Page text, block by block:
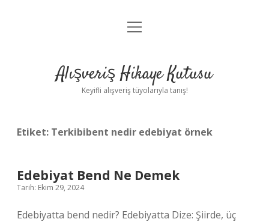
Anasayfa
Yasal Uyarı
menüyü
Alışveriş Hikaye Kutusu
Keyifli alışveriş tüyolarıyla tanış!
Etiket: Terkibibent nedir edebiyat örnek
Edebiyat Bend Ne Demek
Tarih: Ekim 29, 2024
Edebiyatta bend nedir? Edebiyatta Dize: Şiirde, üç